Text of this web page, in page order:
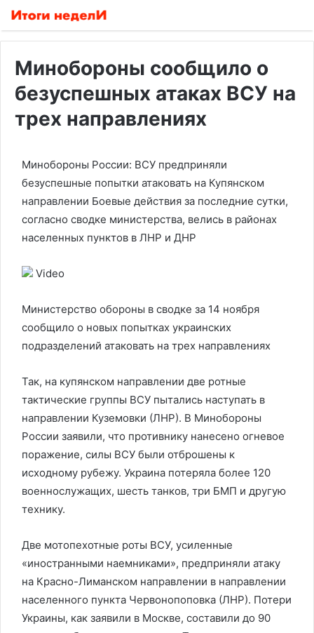
Минобороны сообщило о
безуспешных атаках ВСУ на
трех направлениях
Минобороны России: ВСУ предприняли
безуспешные попытки атаковать на Купянском
направлении Боевые действия за последние сутки,
согласно сводке министерства, велись в районах
населенных пунктов в ЛНР и ДНР
Video
Министерство обороны в сводке за 14 ноября
сообщило о новых попытках украинских
подразделений атаковать на трех направлениях
Так, на купянском направлении две ротные
тактические группы ВСУ пытались наступать в
направлении Куземовки (ЛНР). В Минобороны
России заявили, что противнику нанесено огневое
поражение, силы ВСУ были отброшены к
исходному рубежу. Украина потеряла более 120
военнослужащих, шесть танков, три БМП и другую
технику.
Две мотопехотные роты ВСУ, усиленные
«иностранными наемниками», предприняли атаку
на Красно-Лиманском направлении в направлении
населенного пункта Червонопоповка (ЛНР). Потери
Украины, как заявили в Москве, составили до 90